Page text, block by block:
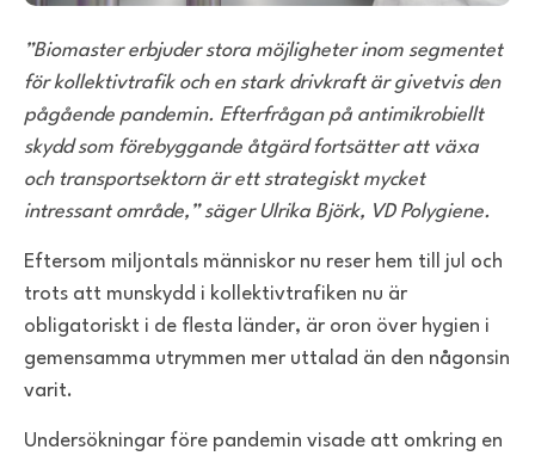
”Biomaster erbjuder stora möjligheter inom segmentet
för kollektivtrafik och en stark drivkraft är givetvis den
pågående pandemin. Efterfrågan på antimikrobiellt
skydd som förebyggande åtgärd fortsätter att växa
och transportsektorn är ett strategiskt mycket
intressant område,” säger Ulrika Björk, VD Polygiene.
Eftersom miljontals människor nu reser hem till jul och
trots att munskydd i kollektivtrafiken nu är
obligatoriskt i de flesta länder, är oron över hygien i
gemensamma utrymmen mer uttalad än den någonsin
varit.
Undersökningar före pandemin visade att omkring en